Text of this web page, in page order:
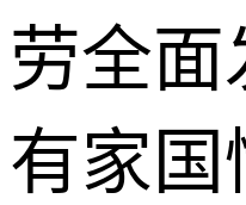
劳全面
有家国